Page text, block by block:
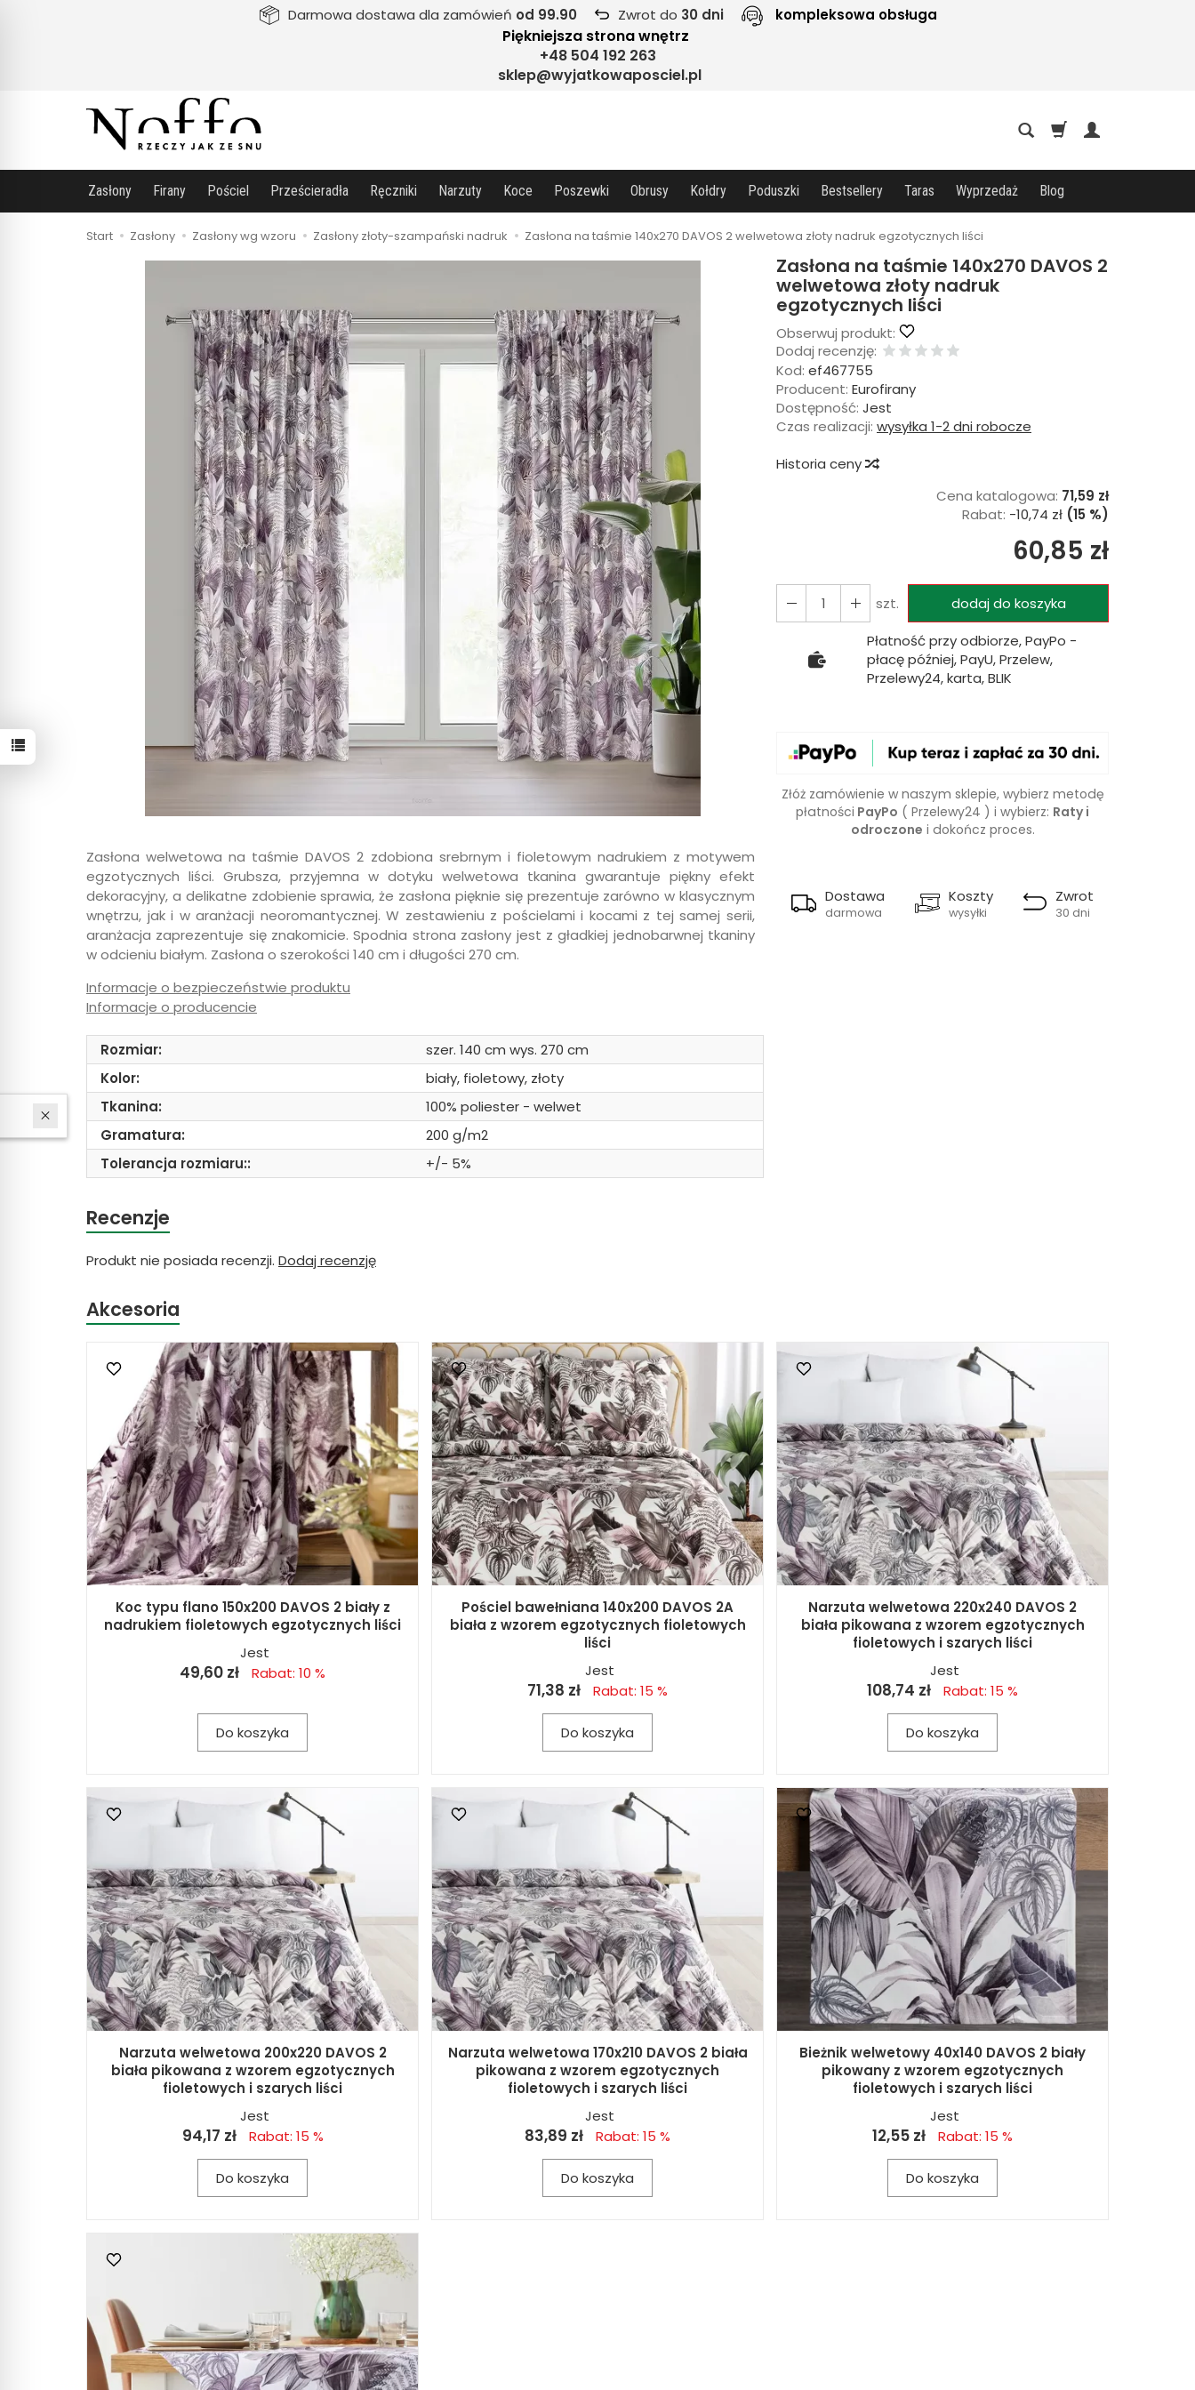
Darmowa dostawa dla zamówień od 99.90 Zwrot do 30 dni kompleksowa obsługa
Piękniejsza strona wnętrz
+48 504 192 263
sklep@wyjatkowaposciel.pl
Zasłony Firany Pościel Prześcieradła Ręczniki Narzuty Koce Poszewki Obrusy Kołdry Poduszki Bestsellery Taras Wyprzedaż Blog
Start Zasłony Zasłony wg wzoru Zasłony złoty-szampański nadruk Zasłona na taśmie 140x270 DAVOS 2 welwetowa złoty nadruk egzotycznych liści
Zasłona na taśmie 140x270 DAVOS 2
welwetowa złoty nadruk
egzotycznych liści
Obserwuj produkt:
Dodaj recenzję:
Kod: ef467755
Producent: Eurofirany
Dostępność: Jest
Czas realizacji: wysyłka 1-2 dni robocze
Historia ceny
Cena katalogowa: 71,59 zł
Rabat: -10,74 zł (15 %)
60,85 zł
szt.
dodaj do koszyka
Płatność przy odbiorze, PayPo -
płacę później, PayU, Przelew,
Przelewy24, karta, BLIK
Złóż zamówienie w naszym sklepie, wybierz metodę
płatności PayPo ( Przelewy24 ) i wybierz: Raty i
odroczone i dokończ proces.
Dostawa
darmowa
Koszty
wysyłki
Zwrot
30 dni
Zasłona welwetowa na taśmie DAVOS 2 zdobiona srebrnym i fioletowym nadrukiem z motywem
egzotycznych liści. Grubsza, przyjemna w dotyku welwetowa tkanina gwarantuje piękny efekt
dekoracyjny, a delikatne zdobienie sprawia, że zasłona pięknie się prezentuje zarówno w klasycznym
wnętrzu, jak i w aranżacji neoromantycznej. W zestawieniu z pościelami i kocami z tej samej serii,
aranżacja zaprezentuje się znakomicie. Spodnia strona zasłony jest z gładkiej jednobarwnej tkaniny
w odcieniu białym. Zasłona o szerokości 140 cm i długości 270 cm.
Informacje o bezpieczeństwie produktu
Informacje o producencie
Rozmiar:
szer. 140 cm wys. 270 cm
Kolor:
biały, fioletowy, złoty
Tkanina:
100% poliester - welwet
Gramatura:
200 g/m2
Tolerancja rozmiaru::
+/- 5%
Recenzje
Produkt nie posiada recenzji. Dodaj recenzję
Akcesoria
Koc typu flano 150x200 DAVOS 2 biały z
nadrukiem fioletowych egzotycznych liści
Jest
49,60 zł Rabat: 10 %
Do koszyka
Pościel bawełniana 140x200 DAVOS 2A
biała z wzorem egzotycznych fioletowych
liści
Jest
71,38 zł Rabat: 15 %
Do koszyka
Narzuta welwetowa 220x240 DAVOS 2
biała pikowana z wzorem egzotycznych
fioletowych i szarych liści
Jest
108,74 zł Rabat: 15 %
Do koszyka
Narzuta welwetowa 200x220 DAVOS 2
biała pikowana z wzorem egzotycznych
fioletowych i szarych liści
Jest
94,17 zł Rabat: 15 %
Do koszyka
Narzuta welwetowa 170x210 DAVOS 2 biała
pikowana z wzorem egzotycznych
fioletowych i szarych liści
Jest
83,89 zł Rabat: 15 %
Do koszyka
Bieżnik welwetowy 40x140 DAVOS 2 biały
pikowany z wzorem egzotycznych
fioletowych i szarych liści
Jest
12,55 zł Rabat: 15 %
Do koszyka
W ostatnich 30 dniach produktem interesują się4osoby.